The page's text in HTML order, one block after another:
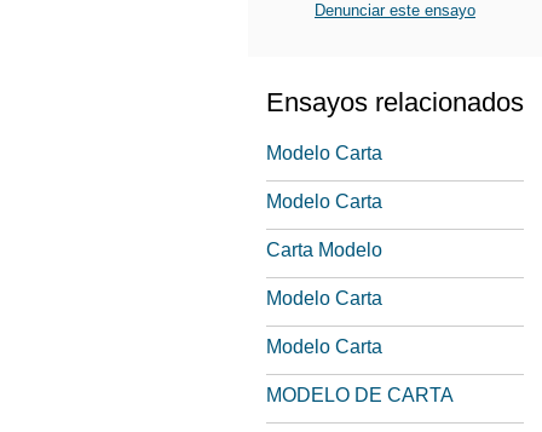
Denunciar este ensayo
Ensayos relacionados
Modelo Carta
Modelo Carta
Carta Modelo
Modelo Carta
Modelo Carta
MODELO DE CARTA